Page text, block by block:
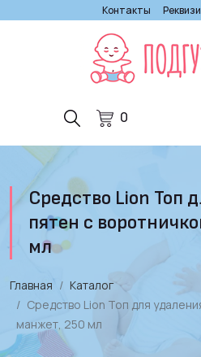
Контакты
0
Средство Lion Топ
пятен с
мл
Главная
Каталог
Средство Lion Топ для
манжет, 250 мл